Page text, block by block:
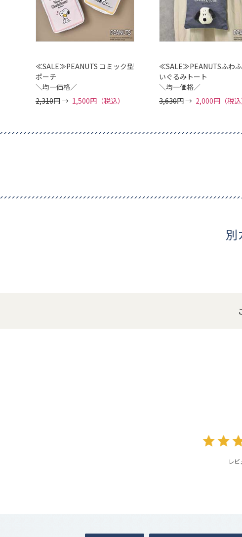
≪SALE≫PEANUTS コミック型
ポーチ
＼均一価格／
2,310円 → 1,500円（税込）
≪SALE≫PEANUTSふわ
いぐるみトート
＼均一価格／
3,630円 → 2,000円（税込
別
レビ